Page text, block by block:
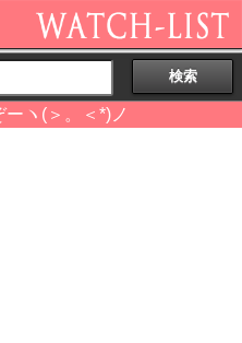
ヽ(＞。＜*)ノ